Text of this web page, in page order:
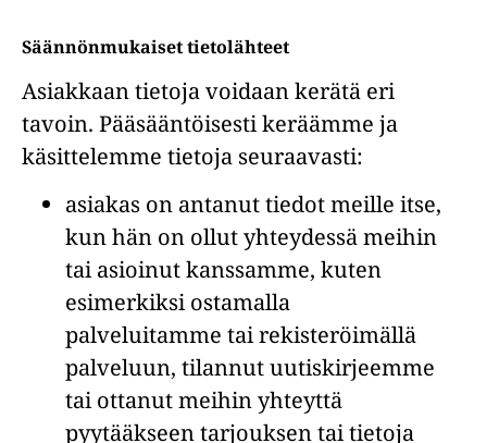
Säännönmukaiset tietolähteet
Asiakkaan tietoja voidaan kerätä eri
tavoin. Pääsääntöisesti keräämme ja
käsittelemme tietoja seuraavasti:
asiakas on antanut tiedot meille itse,
kun hän on ollut yhteydessä meihin
tai asioinut kanssamme, kuten
esimerkiksi ostamalla
palveluitamme tai rekisteröimällä
palveluun, tilannut uutiskirjeemme
tai ottanut meihin yhteyttä
pyytääkseen tarjouksen tai tietoja